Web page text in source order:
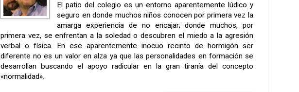
El patio del colegio es un entorno aparentemente lúdico y
seguro en donde muchos niños conocen por primera vez la
amarga experiencia de no encajar; donde muchos, por
primera vez, se enfrentan a la soledad o descubren el miedo a la agresión
verbal o física. En ese aparentemente inocuo recinto de hormigón ser
diferente no es un valor en alza ya que las personalidades en formación se
desarrollan buscando el apoyo radicular en la gran tiranía del concepto
«normalidad».